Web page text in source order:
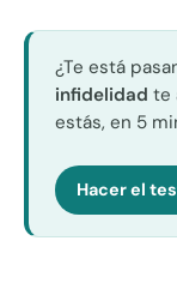
¿Te está
infidelidad te
estás, en 5
Hacer el